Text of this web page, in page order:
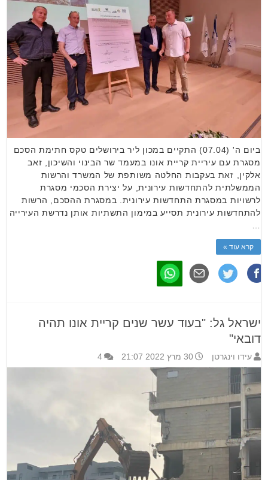
ביום ה' (07.04) התקיים במכון ליר בירושלים טקס חתימת הסכם
מסגרת עם עיריית קריית אונו במעמד שר הבינוי והשיכון, זאב
אלקין, זאת בעקבות החלטה משותפת של המשרד והרשות
הממשלתית להתחדשות עירונית, על יצירת הסכמי מסגרת
לרשויות במסגרת התחדשות עירונית. במסגרת ההסכם, הרשות
להתחדשות עירונית תסייע במימון התשתיות אותן נדרשת העירייה
קרא עוד »
ישראל גל: "בעוד עשר שנים קריית אונו תהיה
דובאי"
עידו וינגרטן 30 מרץ 2022 21:07 4